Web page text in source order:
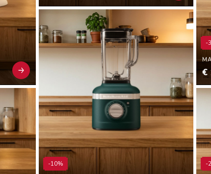
-
€
-10% -